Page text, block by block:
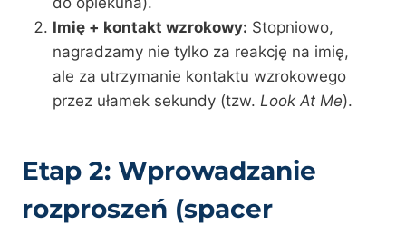
Imię + kontakt wzrokowy: Stopniowo,
nagradzamy nie tylko za reakcję na imię,
ale za utrzymanie kontaktu wzrokowego
przez ułamek sekundy (tzw. Look At Me).
Etap 2: Wprowadzanie
rozproszeń (spacer